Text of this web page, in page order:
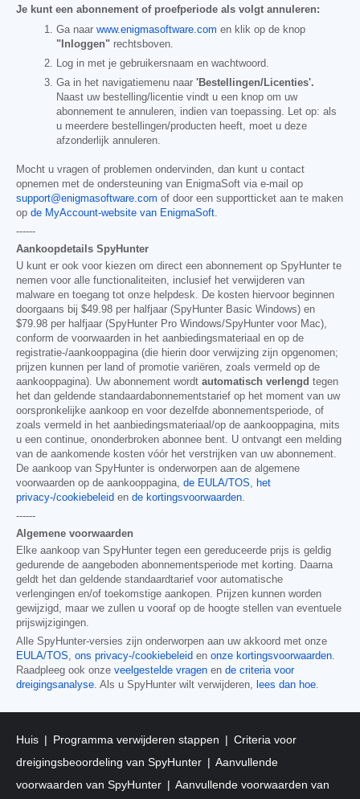
Je kunt een abonnement of proefperiode als volgt annuleren:
Ga naar www.enigmasoftware.com en klik op de knop
"Inloggen" rechtsboven.
Log in met je gebruikersnaam en wachtwoord.
Ga in het navigatiemenu naar 'Bestellingen/Licenties'.
Naast uw bestelling/licentie vindt u een knop om uw
abonnement te annuleren, indien van toepassing. Let op: als
u meerdere bestellingen/producten heeft, moet u deze
afzonderlijk annuleren.
Mocht u vragen of problemen ondervinden, dan kunt u contact
opnemen met de ondersteuning van EnigmaSoft via e-mail op
support@enigmasoftware.com of door een supportticket aan te maken
op de MyAccount-website van EnigmaSoft.
------
Aankoopdetails SpyHunter
U kunt er ook voor kiezen om direct een abonnement op SpyHunter te
nemen voor alle functionaliteiten, inclusief het verwijderen van
malware en toegang tot onze helpdesk. De kosten hiervoor beginnen
doorgaans bij $49.98 per halfjaar (SpyHunter Basic Windows) en
$79.98 per halfjaar (SpyHunter Pro Windows/SpyHunter voor Mac),
conform de voorwaarden in het aanbiedingsmateriaal en op de
registratie-/aankooppagina (die hierin door verwijzing zijn opgenomen;
prijzen kunnen per land of promotie variëren, zoals vermeld op de
aankooppagina). Uw abonnement wordt automatisch verlengd tegen
het dan geldende standaardabonnementstarief op het moment van uw
oorspronkelijke aankoop en voor dezelfde abonnementsperiode, of
zoals vermeld in het aanbiedingsmateriaal/op de aankooppagina, mits
u een continue, ononderbroken abonnee bent. U ontvangt een melding
van de aankomende kosten vóór het verstrijken van uw abonnement.
De aankoop van SpyHunter is onderworpen aan de algemene
voorwaarden op de aankooppagina, de EULA/TOS, het
privacy-/cookiebeleid en de kortingsvoorwaarden.
------
Algemene voorwaarden
Elke aankoop van SpyHunter tegen een gereduceerde prijs is geldig
gedurende de aangeboden abonnementsperiode met korting. Daarna
geldt het dan geldende standaardtarief voor automatische
verlengingen en/of toekomstige aankopen. Prijzen kunnen worden
gewijzigd, maar we zullen u vooraf op de hoogte stellen van eventuele
prijswijzigingen.
Alle SpyHunter-versies zijn onderworpen aan uw akkoord met onze
EULA/TOS, ons privacy-/cookiebeleid en onze kortingsvoorwaarden.
Raadpleeg ook onze veelgestelde vragen en de criteria voor
dreigingsanalyse. Als u SpyHunter wilt verwijderen, lees dan hoe.
Huis Programma verwijderen stappen
Criteria voor
dreigingsbeoordeling van SpyHunter
Aanvullende
voorwaarden van SpyHunter
Aanvullende voorwaarden van